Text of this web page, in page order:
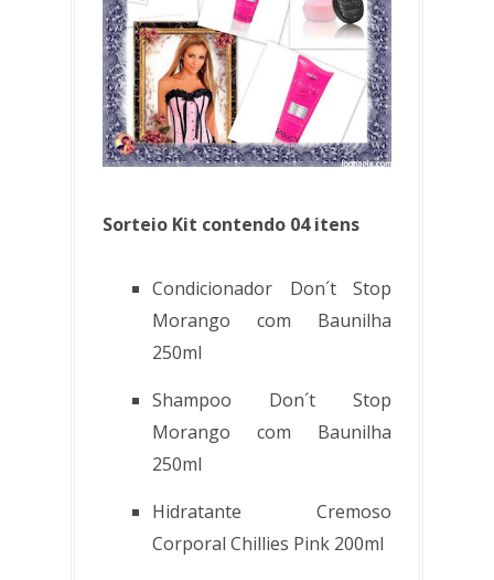
Sorteio Kit contendo 04 itens
Condicionador Don´t Stop
Morango com Baunilha
250ml
Shampoo Don´t Stop
Morango com Baunilha
250ml
Hidratante Cremoso
Corporal Chillies Pink 200ml